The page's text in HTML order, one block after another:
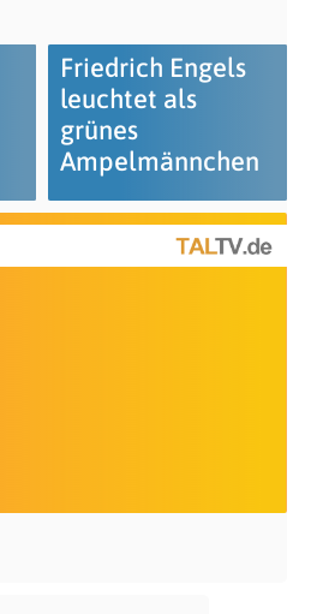
Friedrich Engels
leuchtet als
grünes
Ampelmännchen